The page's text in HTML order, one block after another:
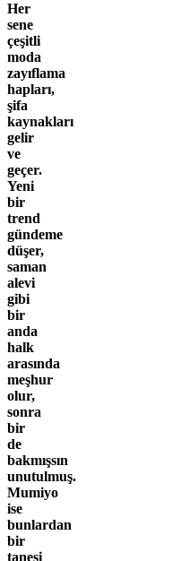
Her
sene
çeşitli
moda
zayıflama
hapları,
şifa
kaynakları
gelir
ve
geçer.
Yeni
bir
trend
gündeme
düşer,
saman
alevi
gibi
bir
anda
halk
arasında
meşhur
olur,
sonra
bir
de
bakmışsın
unutulmuş.
Mumiyo
ise
bunlardan
bir
tanesi